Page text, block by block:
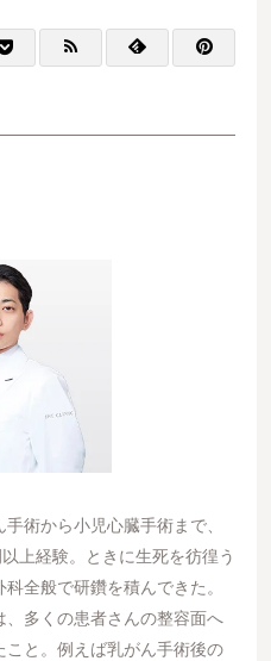
術から小児心臓手術まで、
上経験。ときに生死を彷徨う
全般で研鑽を積んできた。
多くの患者さんの整容面へ
と。例えば乳がん手術後の